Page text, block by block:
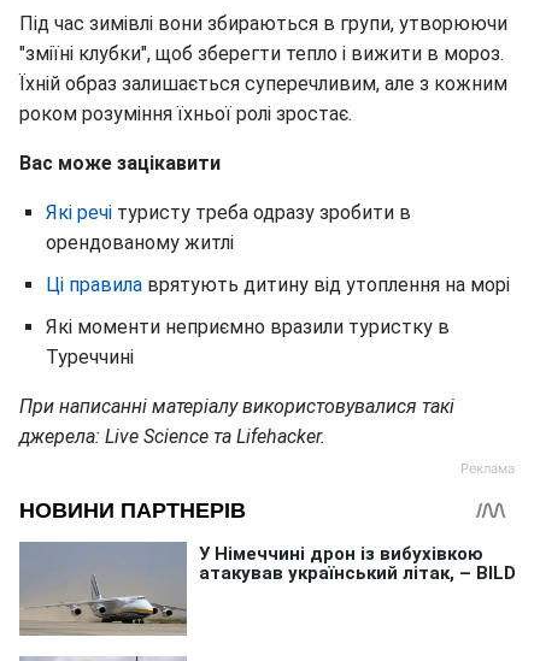
Під час зимівлі вони збираються в групи, утворюючи
"зміїні клубки", щоб зберегти тепло і вижити в мороз.
Їхній образ залишається суперечливим, але з кожним
роком розуміння їхньої ролі зростає.
Вас може зацікавити
Які речі туристу треба одразу зробити в
орендованому житлі
Ці правила врятують дитину від утоплення на морі
Які моменти неприємно вразили туристку в
Туреччині
При написанні матеріалу використовувалися такі
джерела: Live Science та Lifehacker.